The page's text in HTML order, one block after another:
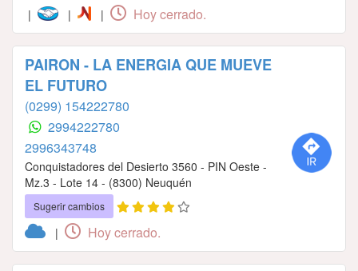
| | | Hoy cerrado.
PAIRON - LA ENERGIA QUE MUEVE
EL FUTURO
(0299) 154222780
2994222780
2996343748
Conquistadores del Desierto 3560 - PIN Oeste -
Mz.3 - Lote 14 - (8300) Neuquén
Sugerir cambios
| Hoy cerrado.